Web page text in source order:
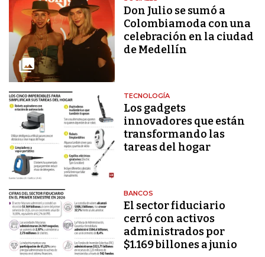
Don Julio se sumó a
Colombiamoda con una
celebración en la ciudad
de Medellín
TECNOLOGÍA
Los gadgets
innovadores que están
transformando las
tareas del hogar
BANCOS
El sector fiduciario
cerró con activos
administrados por
$1.169 billones a junio